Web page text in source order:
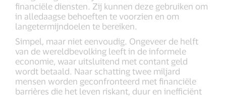
financiële diensten. Zij kunnen deze gebruiken om
in alledaagse behoeften te voorzien en om
langetermijndoelen te bereiken.
Simpel, maar niet eenvoudig. Ongeveer de helft
van de wereldbevolking leeft in de informele
economie, waar uitsluitend met contant geld
wordt betaald. Naar schatting twee miljard
mensen worden geconfronteerd met financiële
barrières die het leven riskant, duur en inefficiënt